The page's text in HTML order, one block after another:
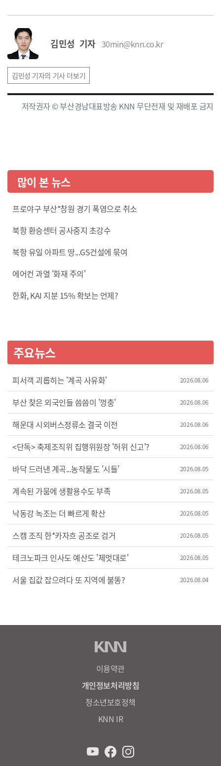
김민성 기자 30min@knn.co.kr
김민성 기자의 기사 더보기
저작권자 © 부산경남대표방송 KNN 무단전재 및 재배포 금지
많이 본 뉴스
프로야구 부산*창원 경기 폭염으로 취소
북항 환승센터 공사중지 초강수
북항 유일 아파트 땅...GS건설에 묶여
에어컨 과열 '화재 주의'
한화, KAI 지분 15% 확보는 언제?
주요뉴스
피서객 괴롭히는 '계곡 사유화' 2026.08.06
부산 찾은 외국인들 씀씀이 '껑충' 2026.08.06
해운대 시외버스정류소 결국 이전 2026.08.06
<단독> 축제조직위 집행위원장 '허위 신고'? 2026.08.06
바닥 드러낸 계곡...농작물도 '시들' 2026.08.05
계속된 가뭄에 생활용수도 부족 2026.08.05
낙동강 녹조는 더 빠르게 확산 2026.08.05
스캠 조직 한*카자흐 공조로 검거 2026.08.05
테크노파크 인사도 예산도 '제멋대로' 2026.08.05
서울 집값 잡으려다 또 지역에 불똥? 2026.08.04
이용약관
개인정보처리방침
청소년보호정책
KNN IR